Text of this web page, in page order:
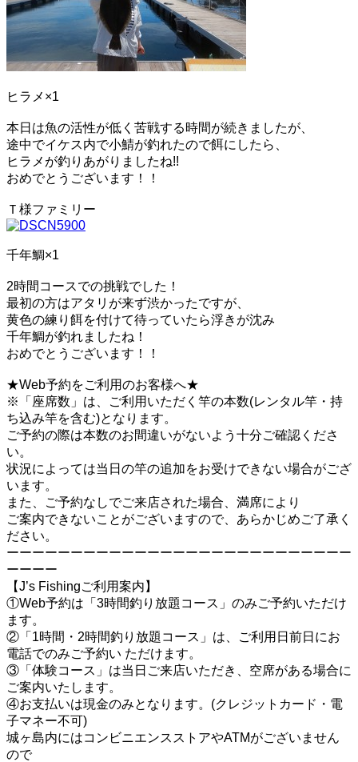
ヒラメ×1
本日は魚の活性が低く苦戦する時間が続きましたが、
途中でイケス内で小鯖が釣れたので餌にしたら、
ヒラメが釣りあがりましたね!!
おめでとうございます！！
Ｔ様ファミリー
千年鯛×1
2時間コースでの挑戦でした！
最初の方はアタリが来ず渋かったですが、
黄色の練り餌を付けて待っていたら浮きが沈み
千年鯛が釣れましたね！
おめでとうございます！！
★Web予約をご利用のお客様へ★
※「座席数」は、ご利用いただく竿の本数(レンタル竿・持
ち込み竿を含む)となります。
ご予約の際は本数のお間違いがないよう十分ご確認くださ
い。
状況によっては当日の竿の追加をお受けできない場合がござ
います。
また、ご予約なしでご来店された場合、満席により
ご案内できないことがございますので、あらかじめご了承く
ださい。
ーーーーーーーーーーーーーーーーーーーーーーーーーーー
ーーーー
【J’s Fishingご利用案内】
①Web予約は「3時間釣り放題コース」のみご予約いただけ
ます。
②「1時間・2時間釣り放題コース」は、ご利用日前日にお
電話でのみご予約い ただけます。
③「体験コース」は当日ご来店いただき、空席がある場合に
ご案内いたします。
④お支払いは現金のみとなります。(クレジットカード・電
子マネー不可)
城ヶ島内にはコンビニエンスストアやATMがございません
ので